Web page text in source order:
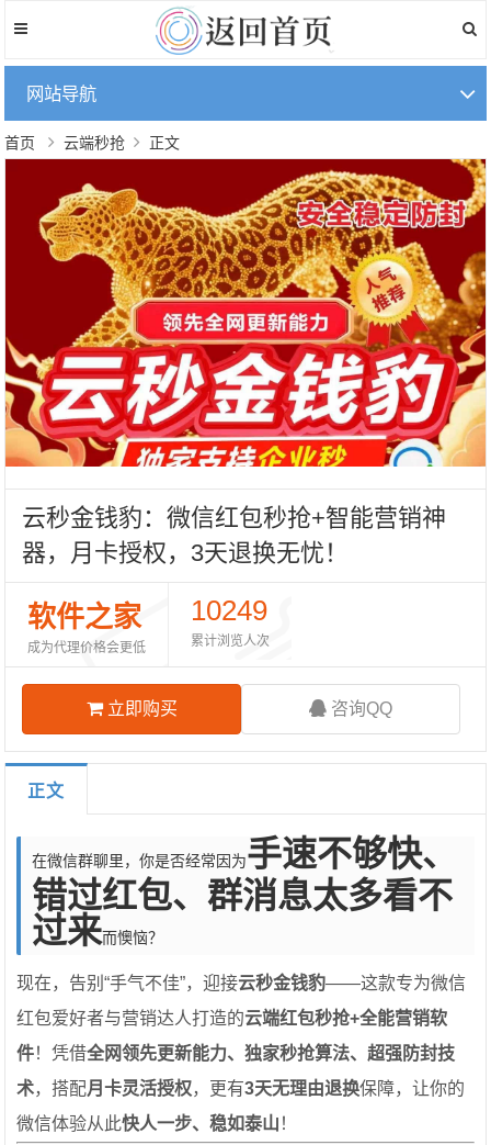
网站导航
首页 云端秒抢 正文
云秒金钱豹：微信红包秒抢+智能营销神
器，月卡授权，3天退换无忧！
软件之家
成为代理价格会更低
10249
累计浏览人次
立即购买 咨询QQ
正文
在微信群聊里，你是否经常因为手速不够快、
错过红包、群消息太多看不
过来而懊恼？
现在，告别“手气不佳”，迎接云秒金钱豹——这款专为微信
红包爱好者与营销达人打造的云端红包秒抢+全能营销软
件！凭借全网领先更新能力、独家秒抢算法、超强防封技
术，搭配月卡灵活授权，更有3天无理由退换保障，让你的
微信体验从此快人一步、稳如泰山 ！